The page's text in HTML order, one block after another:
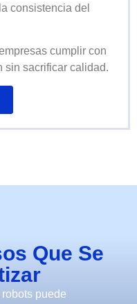
consistencia del
cumplir con
sin sacrificar calidad.
Que Se
puede